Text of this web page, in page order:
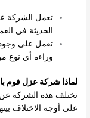
تعمل الشركة
الحديثة في
تعمل على
وراءه أي نوع
لماذا شركة عزل فوم
تختلف هذه الشركة
على أوجه الاختلاف